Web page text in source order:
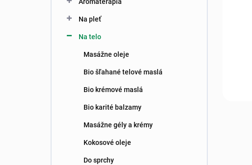
Na pleť
Na telo
Masážne oleje
Bio šľahané telové maslá
Bio krémové maslá
Bio karité balzamy
Masážne gély a krémy
Kokosové oleje
Do sprchy